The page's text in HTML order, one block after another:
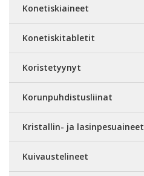
Konetiskiaineet
Konetiskitabletit
Koristetyynyt
Korunpuhdistusliinat
Kristallin- ja lasinpesuaineet
Kuivaustelineet